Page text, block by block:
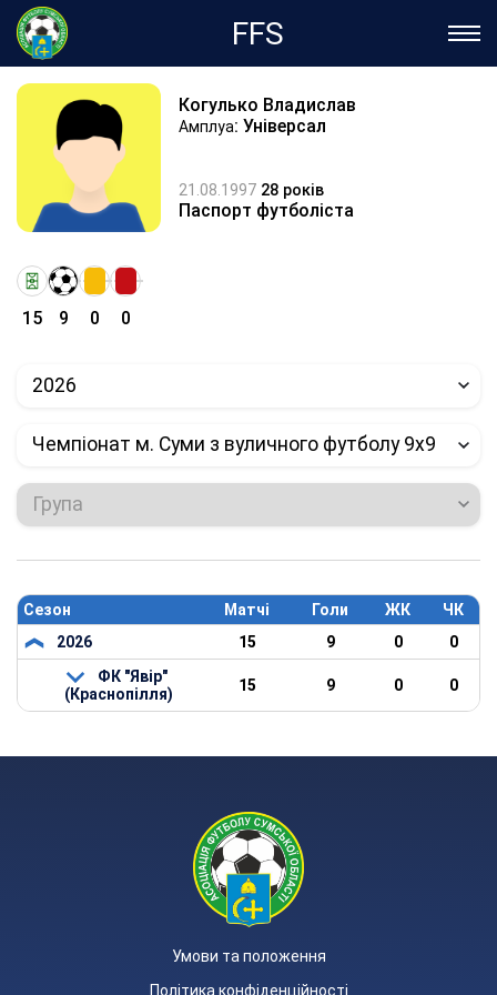
FFS
Когулько Владислав
Амплуа: Універсал
21.08.1997 28 років
Паспорт футболіста
15 9 0 0
2026
Чемпіонат м. Суми з вуличного футболу 9х9
Група
Сезон Матчі Голи ЖК
ЧК
2026
15 9 0
0
ФК "Явір"
(Краснопілля)
15 9 0 0
Умови та положення
Політика конфіденційності